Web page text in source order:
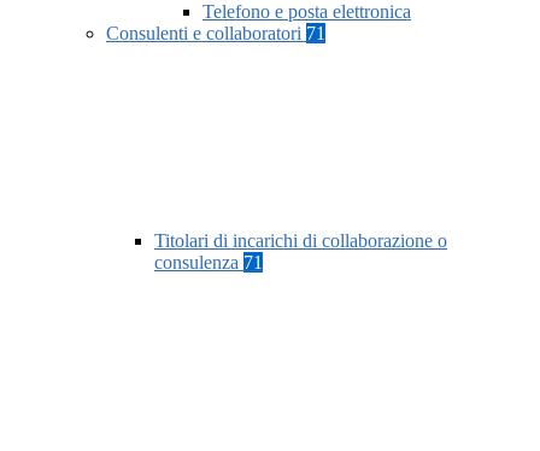
Telefono e posta elettronica
Consulenti e collaboratori 71
Titolari di incarichi di collaborazione o
consulenza 71